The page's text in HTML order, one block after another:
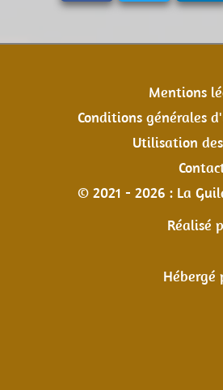
Mentions
Conditions générales
Utilisation
© 2021 - 2026 : La
Réalisé
Hébergé